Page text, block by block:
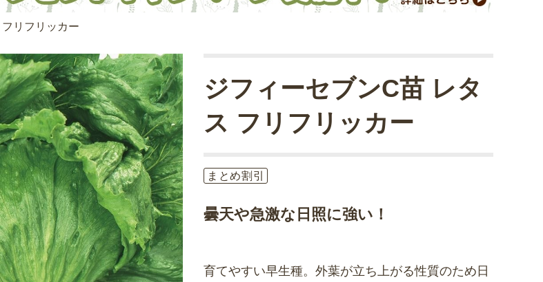
リフリッカー
まとめ割引
曇天や急激な日照に強い！
ジフィーセブンC苗 レタ
ス フリフリッカー
育てやすい早生種。外葉が立ち上がる性質のため日